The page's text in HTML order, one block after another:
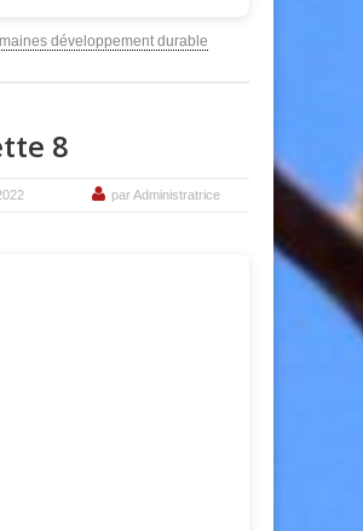
développement durable
8
par Administratrice